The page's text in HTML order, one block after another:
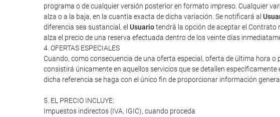
programa o de cualquier versión posterior en formato impreso. Cualquier
alza o a la baja, en la cuantía exacta de dicha variación. Se notificará al
diferencia sea sustancial, el Usuariotendrá la opción de aceptar el Contrato
alza el precio de una reserva efectuada dentro de los veinte días
4. OFERTAS ESPECIALES
Cuando, como consecuencia de una oferta especial, oferta de última hora
consistirá únicamente en aquellos servicios que se detallen
dicha referencia se haga con el único fin de proporcionar información
5. EL PRECIO INCLUYE:
Impuestos indirectos (IVA, IGIC), cuando proceda